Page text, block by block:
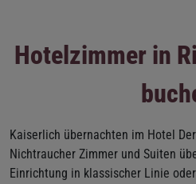
Hotelzimmer in
Kaiserlich übernachten im Hotel
Nichtraucher Zimmer und Suiten
Einrichtung in klassischer Linie